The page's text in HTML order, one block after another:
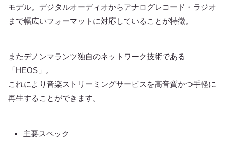
モデル。デジタルオーディオからアナログレコード・ラジオ
まで幅広いフォーマットに対応していることが特徴。
またデノンマランツ独自のネットワーク技術である
「HEOS」。
これにより音楽ストリーミングサービスを高音質かつ手軽に
再生することができます。
主要スペック